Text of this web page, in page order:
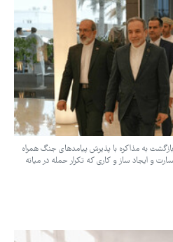
به مذاکره با پذیرش پیامدهای جنگ همراه
و ایجاد ساز و کاری که تکرار حمله در میانه